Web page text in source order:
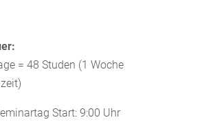
= 48 Studen (1 Woche
Start: 9:00 Uhr